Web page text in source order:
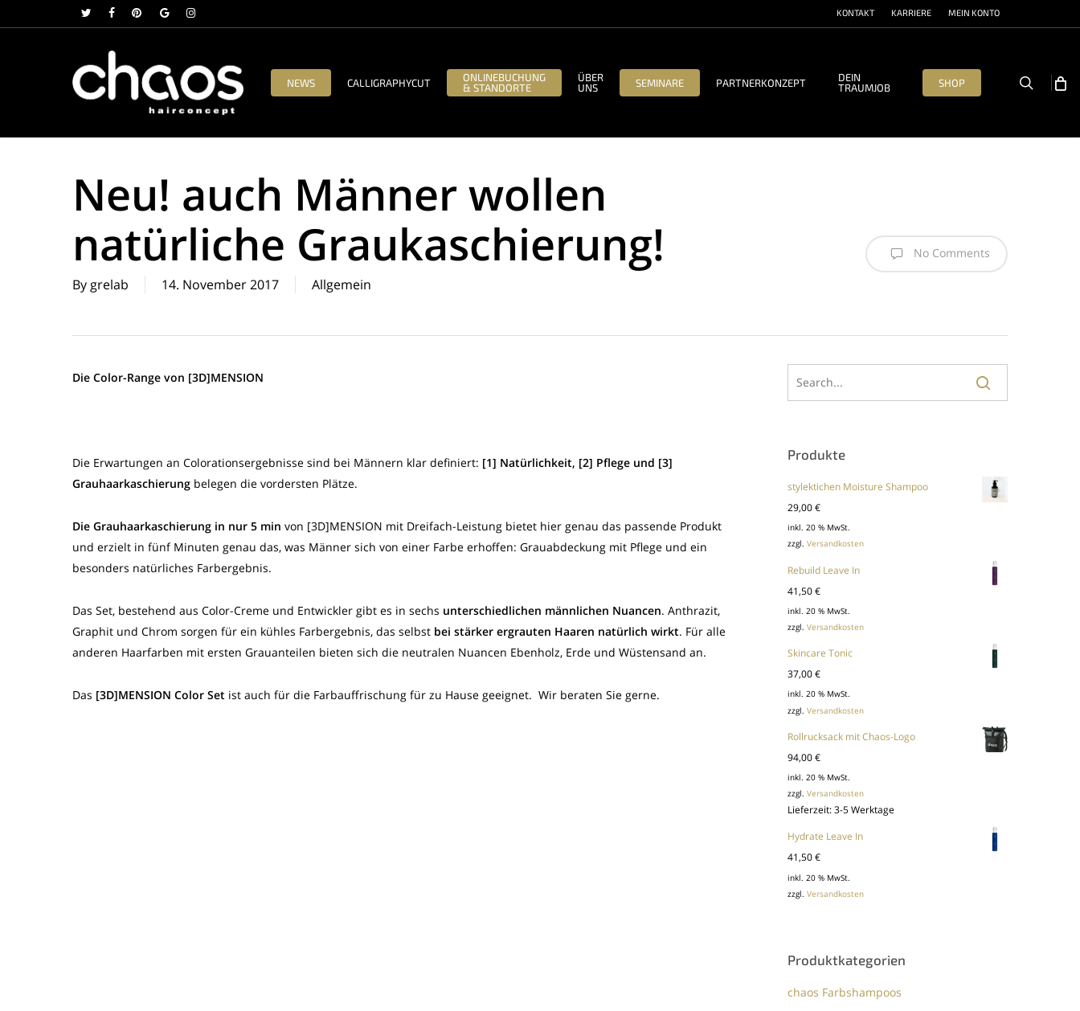
to
twitterfacebookpinterestgoogle-instagram
KONTAKT KARRIERE MEIN KONTO
NEWS CALLIGRAPHYCUT
ONLINEBUCHUNG
& STANDORTE
ÜBER
UNS
SEMINARE PARTNERKONZEPT
DEIN
TRAUMJOB
SHOP search
Neu! auch Männer wollen
natürliche Graukaschierung!
By grelab 14. November 2017 Allgemein
No Comments
Die Color-Range von [3D]MENSION
Die Erwartungen an Colorationsergebnisse sind bei Männern klar definiert: [1] Natürlichkeit, [2] Pflege und [3]
Grauhaarkaschierung belegen die vordersten Plätze.
Die Grauhaarkaschierung in nur 5 min von [3D]MENSION mit Dreifach-Leistung bietet hier genau das passende Produkt
und erzielt in fünf Minuten genau das, was Männer sich von einer Farbe erhoffen: Grauabdeckung mit Pflege und ein
besonders natürliches Farbergebnis.
Das Set, bestehend aus Color-Creme und Entwickler gibt es in sechs unterschiedlichen männlichen Nuancen. Anthrazit,
Graphit und Chrom sorgen für ein kühles Farbergebnis, das selbst bei stärker ergrauten Haaren natürlich wirkt. Für alle
anderen Haarfarben mit ersten Grauanteilen bieten sich die neutralen Nuancen Ebenholz, Erde und Wüstensand an.
Das [3D]MENSION Color Set ist auch für die Farbauffrischung für zu Hause geeignet. Wir beraten Sie gerne.
Produkte
stylektichen Moisture Shampoo
29,00€
inkl. 20 % MwSt.
zzgl.Versandkosten
Rebuild Leave In
41,50€
inkl. 20 % MwSt.
zzgl.Versandkosten
Skincare Tonic
37,00€
inkl. 20 % MwSt.
zzgl.Versandkosten
Rollrucksack mit Chaos-Logo
94,00€
inkl. 20 % MwSt.
zzgl.Versandkosten
Lieferzeit:3-5 Werktage
Hydrate Leave In
41,50€
inkl. 20 % MwSt.
zzgl.Versandkosten
Produktkategorien
chaos Farbshampoos